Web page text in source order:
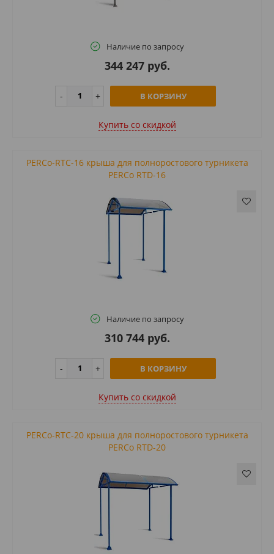
Наличие по запросу
344 247 руб.
В КОРЗИНУ
Купить cо скидкой
PERCo-RTC-16 крыша для полноростового турникета
PERCo RTD-16
Наличие по запросу
310 744 руб.
В КОРЗИНУ
Купить cо скидкой
PERCo-RTC-20 крыша для полноростового турникета
PERCo RTD-20